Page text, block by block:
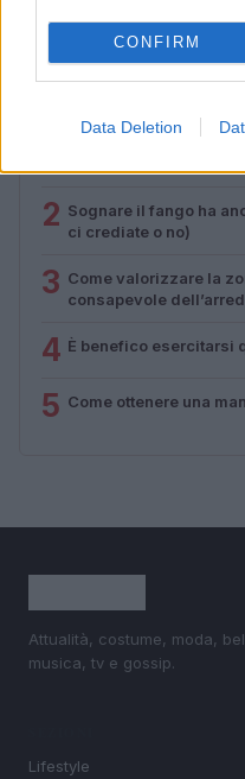
CONFIRM
Data Deletion
2 Sognare il fango ha
ci crediate o no)
3 Come valorizzare la
consapevole
4 È benefico esercitarsi
5 Come ottenere una
Attualità, costume, moda,
musica, tv e gossip.
Lifestyle